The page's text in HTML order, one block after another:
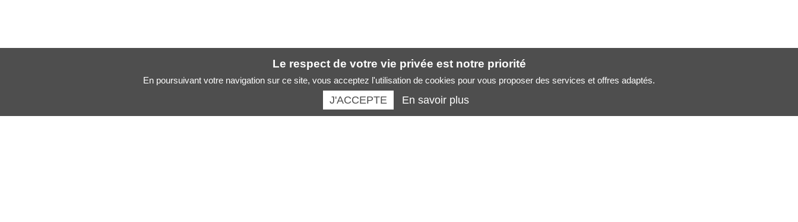
Le respect de votre vie privée est notre priorité
En poursuivant votre navigation sur ce site, vous acceptez l'utilisation de cookies pour vous proposer des services et offres adaptés.
J'ACCEPTE En savoir plus